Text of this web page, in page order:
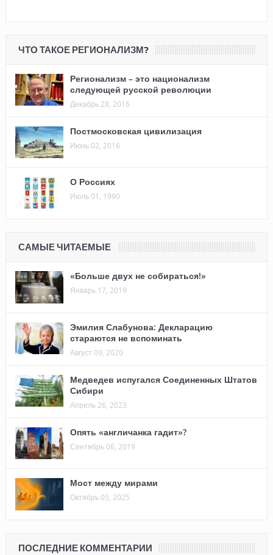
ЧТО ТАКОЕ РЕГИОНАЛИЗМ?
Регионализм – это национализм
следующей русской революции
Декабрь 28, 2016
Постмосковская цивилизация
Июнь 02, 2016
О Россиях
Июль 01, 1990
САМЫЕ ЧИТАЕМЫЕ
«Больше двух не собираться!»
Январь 17, 2019
Эмилия Слабунова: Декларацию
стараются не вспоминать
Август 09, 2020
Медведев испугался Соединенных Штатов
Сибири
Апрель 26, 2023
Опять «англичанка гадит»?
Сентябрь 06, 2019
Мост между мирами
Октябрь 05, 2025
ПОСЛЕДНИЕ КОММЕНТАРИИ